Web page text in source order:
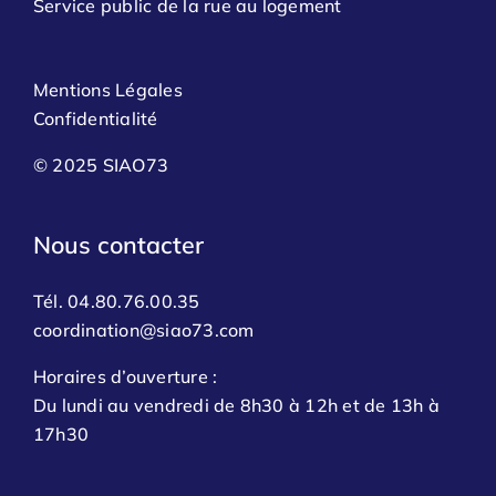
Service public de la rue au logement
Mentions Légales
Confidentialité
© 2025 SIAO73
Nous contacter
Tél. 04.80.76.00.35
coordination@siao73.com
Horaires d’ouverture :
Du lundi au vendredi de 8h30 à 12h et de 13h à
17h30